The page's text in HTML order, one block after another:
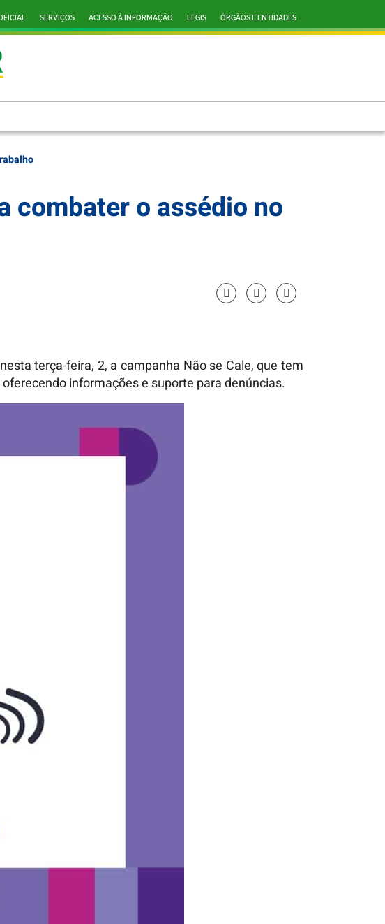
SERVIÇOS ACESSO À INFORMAÇÃO LEGIS ÓRGÃOS E ENTIDADES
combater o assédio no
terça-feira, 2, a campanha Não se Cale, que tem
informações e suporte para denúncias.